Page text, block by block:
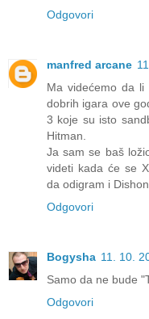
Odgovori
manfred arcane
Ma videćemo da
dobrih igara ove
3 koje su isto
Hitman.
Ja sam se baš
videti kada će se
da odigram i
Odgovori
Bogysha 11. 10.
Samo da ne bude
Odgovori